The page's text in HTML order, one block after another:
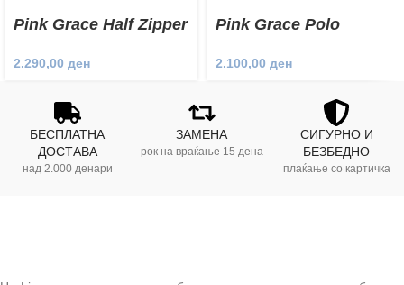
Pink Grace Half Zipper
2.290,00 ден
Pink Grace Polo
2.100,00 ден
БЕСПЛАТНА
ДОСТАВА
над 2.000 денари
ЗАМЕНА
рок на враќање 15 дена
СИГУРНО И
БЕЗБЕДНО
плаќање со картичка